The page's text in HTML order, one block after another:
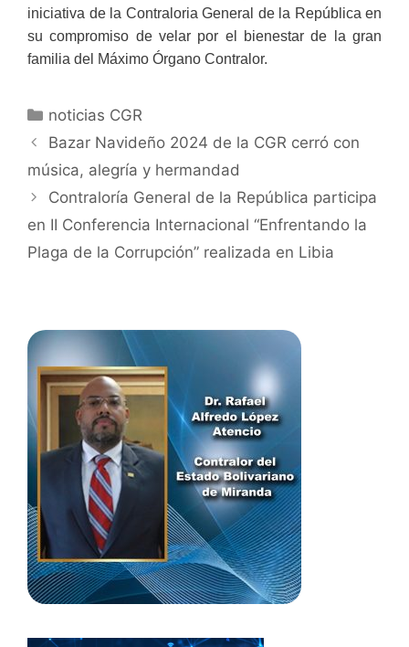
iniciativa de la Contraloria General de la República en
su compromiso de velar por el bienestar de la gran
familia del Máximo Órgano Contralor.
noticias CGR
Bazar Navideño 2024 de la CGR cerró con
música, alegría y hermandad
Contraloría General de la República participa
en II Conferencia Internacional “Enfrentando la
Plaga de la Corrupción” realizada en Libia